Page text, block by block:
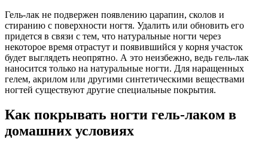
Гель-лак не подвержен появлению царапин, сколов и
стиранию с поверхности ногтя. Удалить или обновить его
придется в связи с тем, что натуральные ногти через
некоторое время отрастут и появившийся у корня участок
будет выглядеть неопрятно. А это неизбежно, ведь гель-лак
наносится только на натуральные ногти. Для наращенных
гелем, акрилом или другими синтетическими веществами
ногтей существуют другие специальные покрытия.
Как покрывать ногти гель-лаком в
домашних условиях